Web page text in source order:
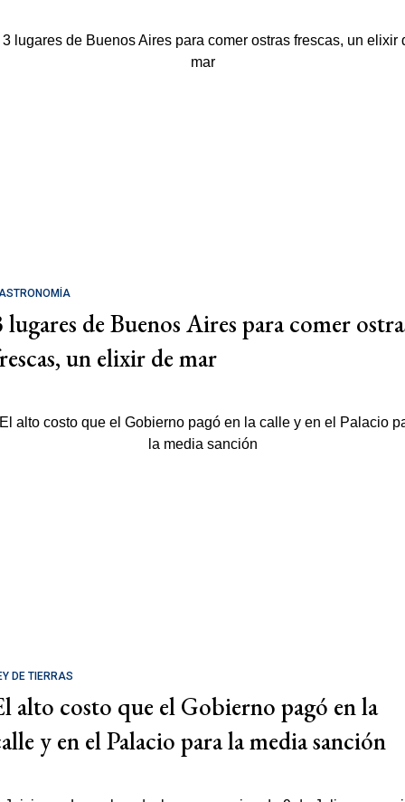
lugares de Buenos Aires para comer
un elixir de mar
DE TIERRAS
alto costo que el Gobierno pagó en la
y en el Palacio para la media sanción